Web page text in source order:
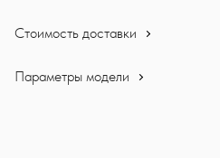
Стоимость доставки
Параметры модели